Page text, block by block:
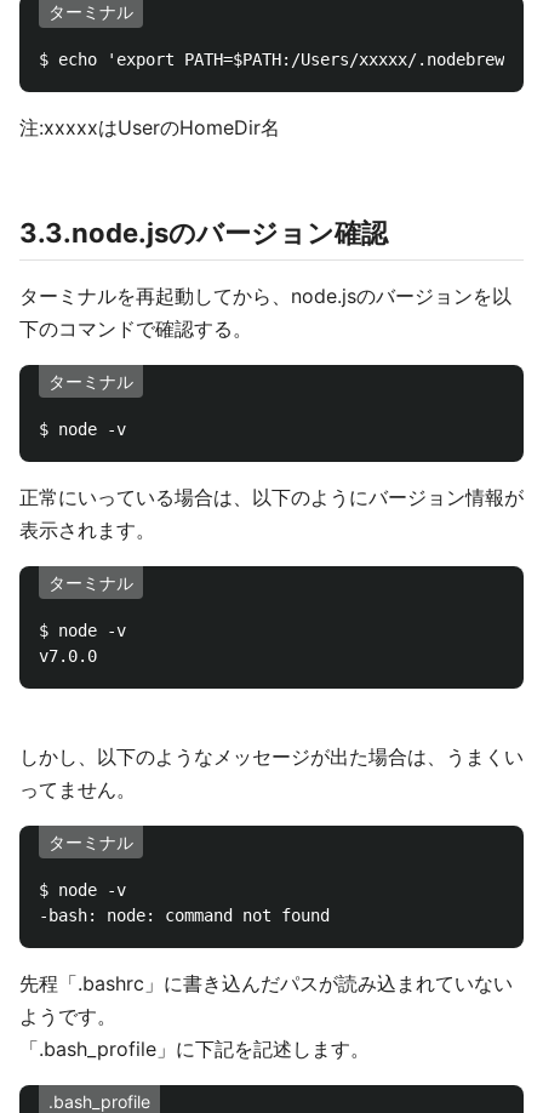
ターミナル
注:xxxxxはUserのHomeDir名
3.3.node.jsのバージョン確認
ターミナルを再起動してから、node.jsのバージョンを以
下のコマンドで確認する。
ターミナル
正常にいっている場合は、以下のようにバージョン情報が
表示されます。
ターミナル
$ node -v
しかし、以下のようなメッセージが出た場合は、うまくい
ってません。
ターミナル
$ node -v
先程「.bashrc」に書き込んだパスが読み込まれていない
ようです。
「.bash_profile」に下記を記述します。
.bash_profile